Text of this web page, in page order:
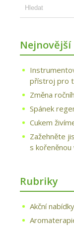
přístroj pro
Změna
Spánek
Cukem
Zažehněte
s kořeněnou
Rubriky
Akční nabídky